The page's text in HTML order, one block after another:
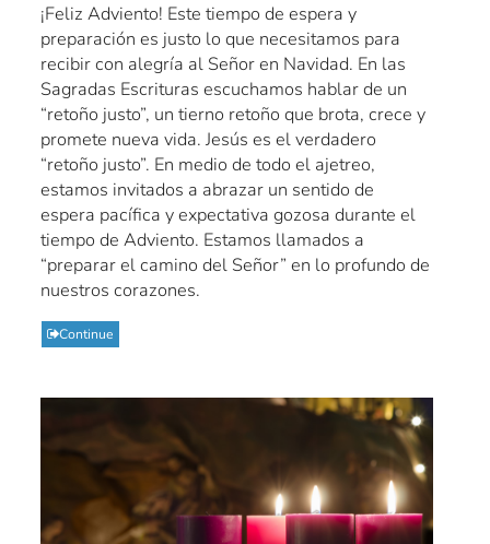
¡Feliz Adviento! Este tiempo de espera y
preparación es justo lo que necesitamos para
recibir con alegría al Señor en Navidad. En las
Sagradas Escrituras escuchamos hablar de un
“retoño justo”, un tierno retoño que brota, crece y
promete nueva vida. Jesús es el verdadero
“retoño justo”. En medio de todo el ajetreo,
estamos invitados a abrazar un sentido de
espera pacífica y expectativa gozosa durante el
tiempo de Adviento. Estamos llamados a
“preparar el camino del Señor” en lo profundo de
nuestros corazones.
Continue